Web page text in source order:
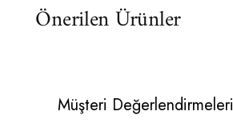
Önerilen Ürünler
Müşteri Değerlendirmeleri